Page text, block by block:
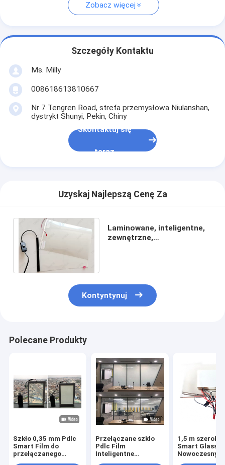
Zobacz więcej
Szczegóły Kontaktu
Ms. Milly
008618613810667
Nr 7 Tengren Road, strefa przemysłowa Niulanshan,
dystrykt Shunyi, Pekin, Chiny
Skontaktuj się
teraz
Uzyskaj Najlepszą Cenę Za
Laminowane, inteligentne,
zewnętrzne,
Kontyntynuj
Polecane Produkty
Szkło 0,35 mm Pdlc
Smart Film do
przełączanego
Przełączane szkło
Pdlc Film
Inteligentne
1,5 m
Smart Glass
Nowoczesny